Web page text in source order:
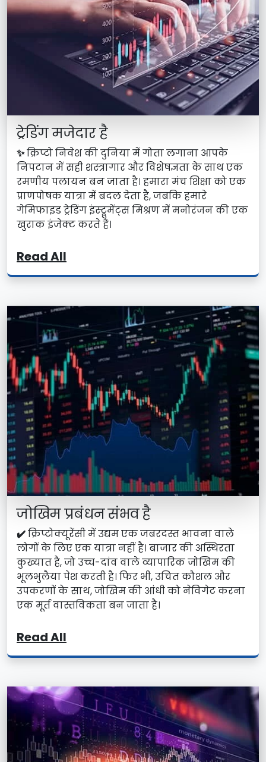
ट्रेडिंग मजेदार है
✨क्रिप्टो निवेश की दुनिया में गोता लगाना आपके
निपटान में सही शस्त्रागार और विशेषज्ञता के साथ एक
रमणीय पलायन बन जाता है। हमारा मंच शिक्षा को एक
प्राणपोषक यात्रा में बदल देता है, जबकि हमारे
गेमिफाइड ट्रेडिंग इंस्ट्रूमेंट्स मिश्रण में मनोरंजन की एक
खुराक इंजेक्ट करते हैं।
Read All
जोखिम प्रबंधन संभव है
✔️क्रिप्टोक्यूरेंसी में उद्यम एक जबरदस्त भावना वाले
लोगों के लिए एक यात्रा नहीं है। बाजार की अस्थिरता
कुख्यात है, जो उच्च-दांव वाले व्यापारिक जोखिम की
भूलभुलैया पेश करती है। फिर भी, उचित कौशल और
उपकरणों के साथ, जोखिम की आंधी को नेविगेट करना
एक मूर्त वास्तविकता बन जाता है।
Read All